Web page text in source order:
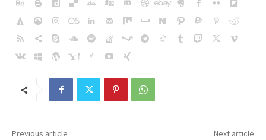
Previous article Next article